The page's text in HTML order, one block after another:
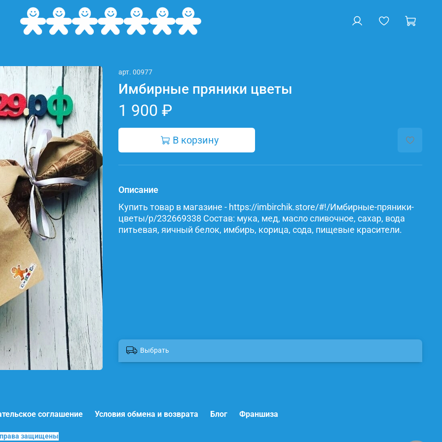
арт. 00977
Имбирные пряники цветы
1 900 ₽
В корзину
Описание
Купить товар в магазине - https://imbirchik.store/#!/Имбирные-пряники-
цветы/p/232669338 Состав: мука, мед, масло сливочное, сахар, вода
питьевая, яичный белок, имбирь, корица, сода, пищевые красители.
Выбрать
соглашение Условия обмена и возврата Блог Франшиза
права защищены